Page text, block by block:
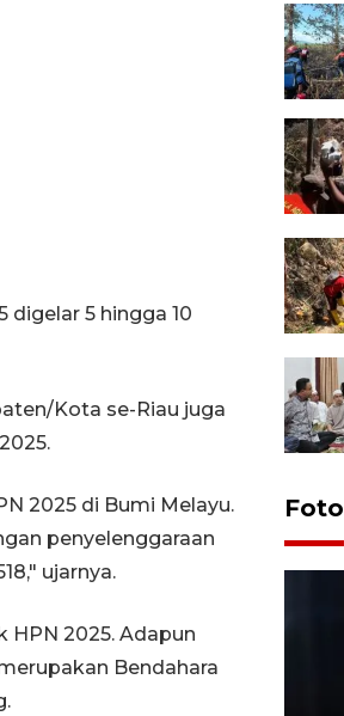
digelar 5 hingga 10
Kota se-Riau juga
2025 di Bumi Melayu.
penyelenggaraan
ujarnya.
2025. Adapun
Bendahara
Foto